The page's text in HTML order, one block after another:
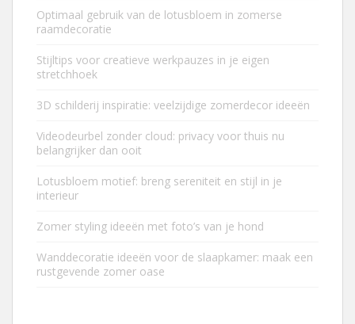
Optimaal gebruik van de lotusbloem in zomerse
raamdecoratie
Stijltips voor creatieve werkpauzes in je eigen
stretchhoek
3D schilderij inspiratie: veelzijdige zomerdecor ideeën
Videodeurbel zonder cloud: privacy voor thuis nu
belangrijker dan ooit
Lotusbloem motief: breng sereniteit en stijl in je
interieur
Zomer styling ideeën met foto’s van je hond
Wanddecoratie ideeën voor de slaapkamer: maak een
rustgevende zomer oase